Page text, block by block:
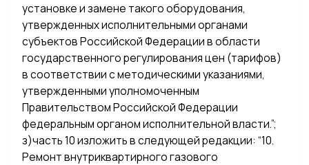
установке и замене такого оборудования,
утвержденных исполнительными органами
субъектов Российской Федерации в области
государственного регулирования цен (тарифов)
в соответствии с методическими указаниями,
утвержденными уполномоченным
Правительством Российской Федерации
федеральным органом исполнительной власти.”;
з)часть 10 изложить в следующей редакции: “10.
Ремонт внутриквартирного газового